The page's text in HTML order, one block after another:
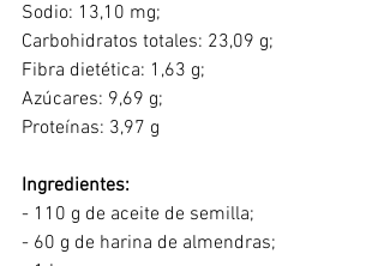
Sodio: 13,10 mg;
Carbohidratos totales: 23,09 g;
Fibra dietética: 1,63 g;
Azúcares: 9,69 g;
Proteínas: 3,97 g
Ingredientes:
- 110 g de aceite de semilla;
- 60 g de harina de almendras;